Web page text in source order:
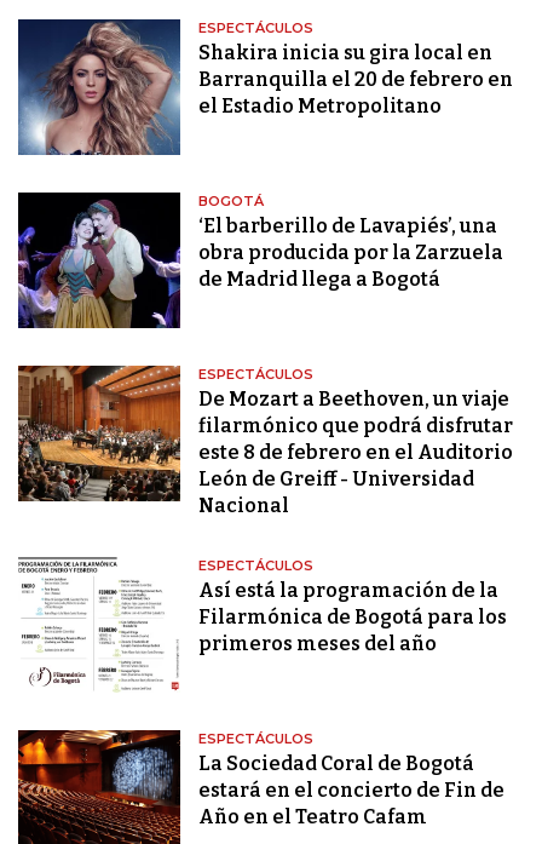
ESPECTÁCULOS
Shakira inicia su gira local en
Barranquilla el 20 de febrero en
el Estadio Metropolitano
BOGOTÁ
‘El barberillo de Lavapiés’, una
obra producida por la Zarzuela
de Madrid llega a Bogotá
ESPECTÁCULOS
De Mozart a Beethoven, un viaje
filarmónico que podrá disfrutar
este 8 de febrero en el Auditorio
León de Greiff - Universidad
Nacional
ESPECTÁCULOS
Así está la programación de la
Filarmónica de Bogotá para los
primeros meses del año
ESPECTÁCULOS
La Sociedad Coral de Bogotá
estará en el concierto de Fin de
Año en el Teatro Cafam